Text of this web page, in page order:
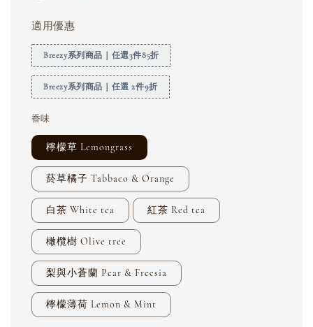
適用優惠
Breezy系列商品｜任選3件85折
Breezy系列商品｜任選 2件9折
香味
檸檬草 Lemongrass
菸草橘子 Tabbaco & Orange
白茶 White tea 紅茶 Red tea
橄欖樹 Olive tree
梨與小蒼蘭 Pear & Freesia
檸檬薄荷 Lemon & Mint